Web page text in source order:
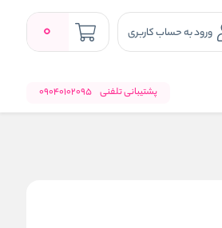
ورود به حساب کاربری 0
پشتیبانی تلفنی 09040102095